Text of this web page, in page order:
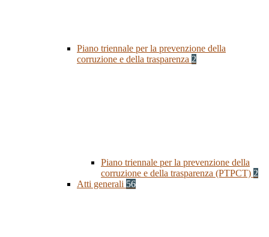
Piano triennale per la prevenzione della
corruzione e della trasparenza 2
Piano triennale per la prevenzione della
corruzione e della trasparenza (PTPCT) 2
Atti generali 56